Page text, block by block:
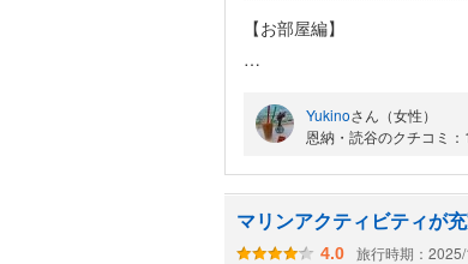
【お部屋編】
今回は2度目の宿泊で、3泊
前回は1泊でしたが、鬼のよ
Yukinoさん（女性）
恩納・読谷のクチコミ
マリンアクティビティが
4.0
旅行時期：2025/